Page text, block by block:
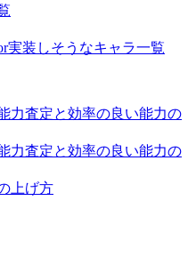
実装しそうなキャラ一覧
力査定と効率の良い能力の
力査定と効率の良い能力の
上げ方